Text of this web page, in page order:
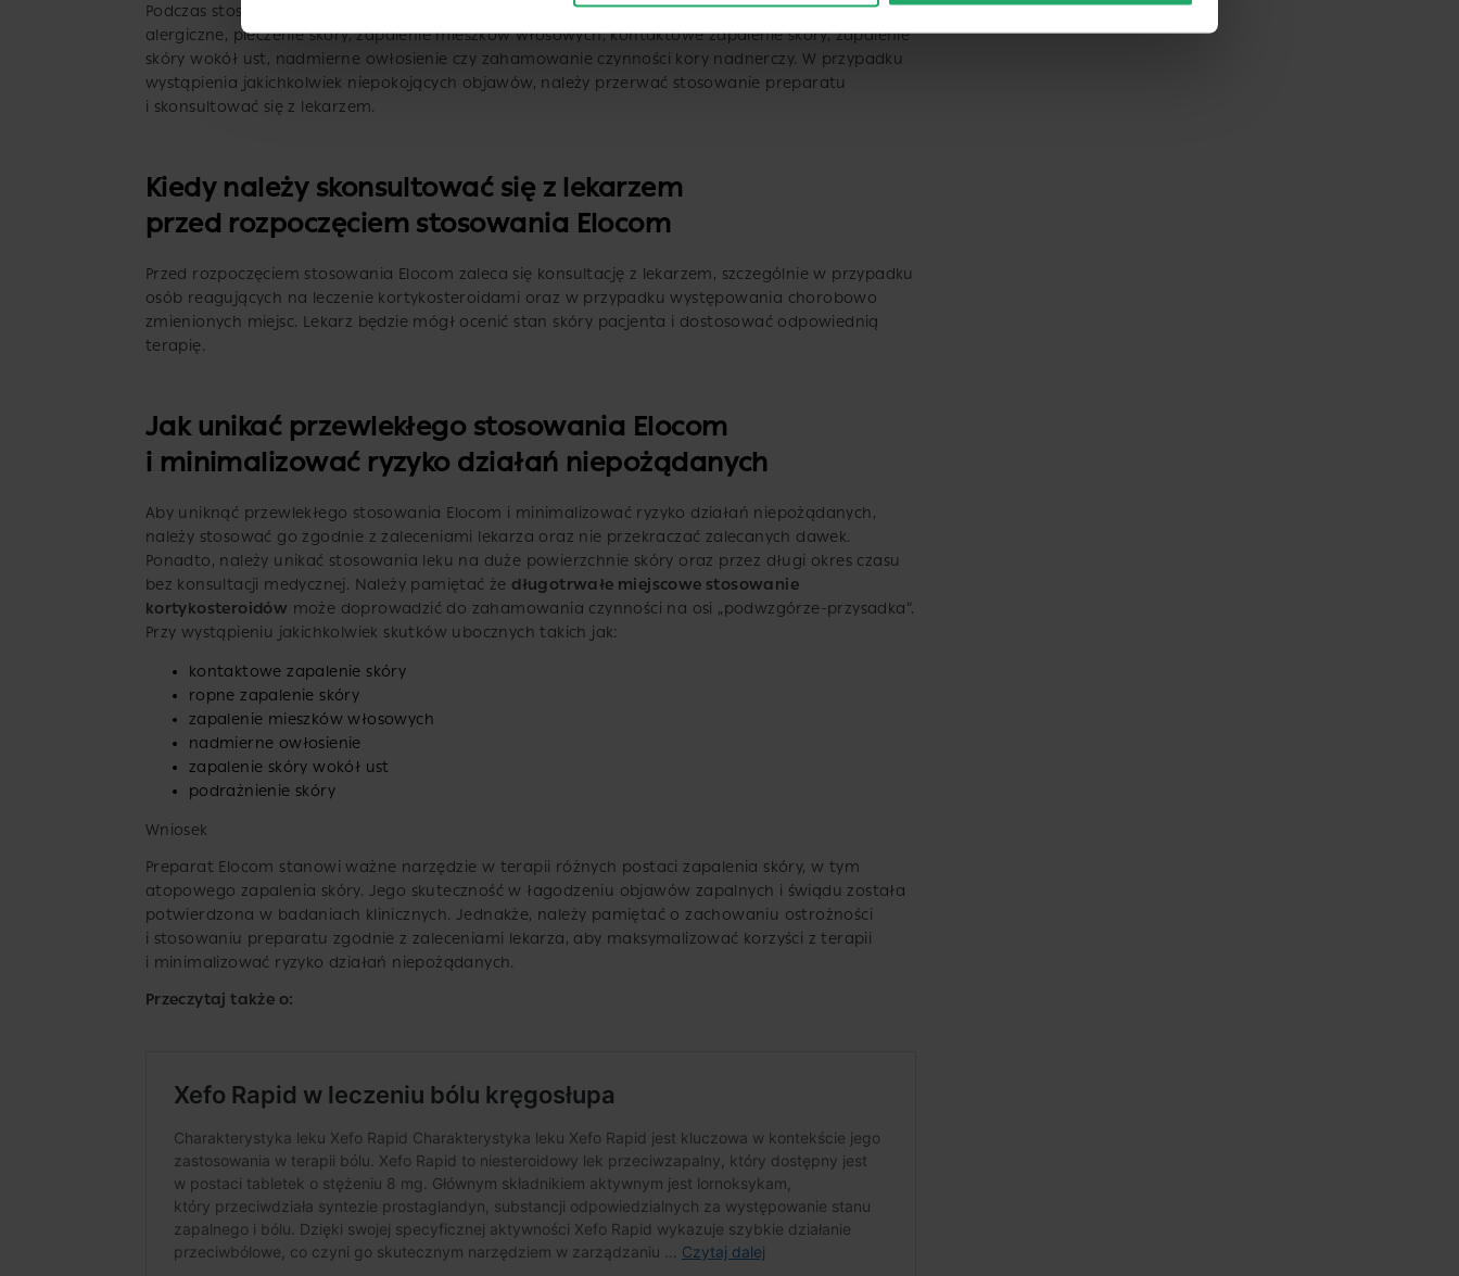
Podczas stosowania maści Elocom mogą wystąpić różne działania niepożądane, takie jak reakcje
alergiczne, pieczenie skóry, zapalenie mieszków włosowych, kontaktowe zapalenie skóry, zapalenie
skóry wokół ust, nadmierne owłosienie czy zahamowanie czynności kory nadnerczy. W przypadku
wystąpienia jakichkolwiek niepokojących objawów, należy przerwać stosowanie preparatu
i skonsultować się z lekarzem.
Kiedy należy skonsultować się z lekarzem
przed rozpoczęciem stosowania Elocom
Przed rozpoczęciem stosowania Elocom zaleca się konsultację z lekarzem, szczególnie w przypadku
osób reagujących na leczenie kortykosteroidami oraz w przypadku występowania chorobowo
zmienionych miejsc. Lekarz będzie mógł ocenić stan skóry pacjenta i dostosować odpowiednią
terapię.
Jak unikać przewlekłego stosowania Elocom
i minimalizować ryzyko działań niepożądanych
Aby uniknąć przewlekłego stosowania Elocom i minimalizować ryzyko działań niepożądanych,
należy stosować go zgodnie z zaleceniami lekarza oraz nie przekraczać zalecanych dawek.
Ponadto, należy unikać stosowania leku na duże powierzchnie skóry oraz przez długi okres czasu
bez konsultacji medycznej. Należy pamiętać że długotrwałe miejscowe stosowanie
kortykosteroidów może doprowadzić do zahamowania czynności na osi „podwzgórze-przysadka”.
Przy wystąpieniu jakichkolwiek skutków ubocznych takich jak:
kontaktowe zapalenie skóry
ropne zapalenie skóry
zapalenie mieszków włosowych
nadmierne owłosienie
zapalenie skóry wokół ust
podrażnienie skóry
Wniosek
Preparat Elocom stanowi ważne narzędzie w terapii różnych postaci zapalenia skóry, w tym
atopowego zapalenia skóry. Jego skuteczność w łagodzeniu objawów zapalnych i świądu została
potwierdzona w badaniach klinicznych. Jednakże, należy pamiętać o zachowaniu ostrożności
i stosowaniu preparatu zgodnie z zaleceniami lekarza, aby maksymalizować korzyści z terapii
i minimalizować ryzyko działań niepożądanych.
Przeczytaj także o: